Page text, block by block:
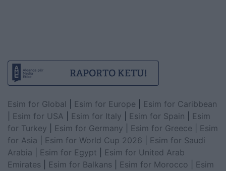
Esim for Global Esim for Europe
Esim for Caribbean
Esim for USA Esim for Italy Esim for Spain
Esim
for Turkey
Esim for Germany Esim for Greece
Esim
for Asia
Esim for World Cup 2026
Esim for Saudi
Arabia
Esim for Egypt
Esim for United Arab
Emirates
Esim for Balkans Esim for Morocco
Esim